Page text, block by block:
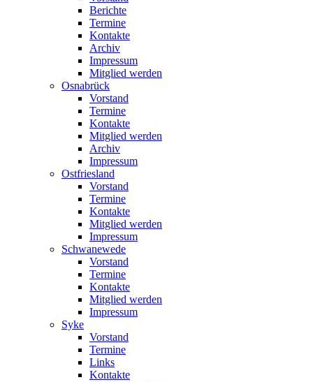
Berichte
Termine
Kontakte
Archiv
Impressum
Mitglied werden
Osnabrück
Vorstand
Termine
Kontakte
Mitglied werden
Archiv
Impressum
Ostfriesland
Vorstand
Termine
Kontakte
Mitglied werden
Impressum
Schwanewede
Vorstand
Termine
Kontakte
Mitglied werden
Impressum
Syke
Vorstand
Termine
Links
Kontakte